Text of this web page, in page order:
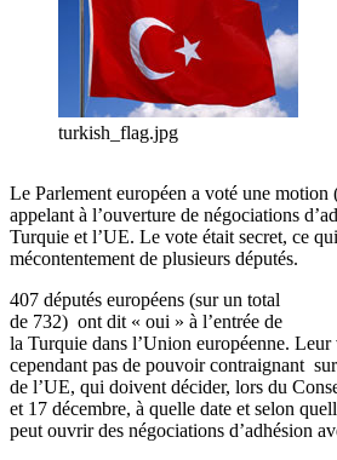
turkish_flag.jpg
Le Parlement européen a voté une motion
appelant à l’ouverture de négociations
Turquie et l’UE. Le vote était secret, ce
mécontentement de plusieurs députés.
407 députés européens (sur un total
de 732) ont dit « oui » à l’entrée de
la Turquie dans l’Union européenne. Leur
cependant pas de pouvoir contraignant
de l’UE, qui doivent décider, lors du
et 17 décembre, à quelle date et selon
peut ouvrir des négociations d’adhésion